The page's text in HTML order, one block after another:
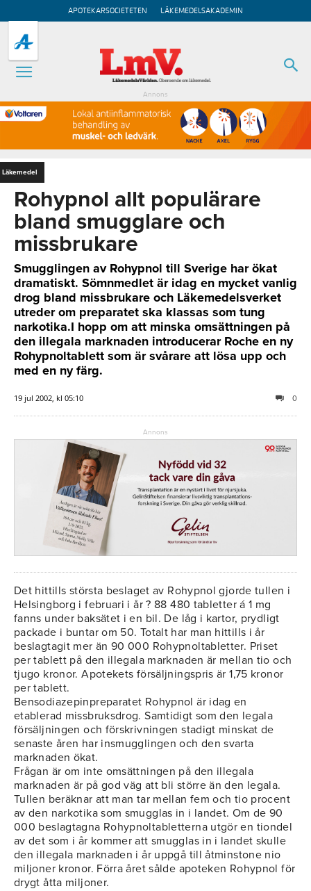
APOTEKARSOCIETETEN LÄKEMEDELSAKADEMIN
Annons
Läkemedel
Rohypnol allt populärare
bland smugglare och
missbrukare
Smugglingen av Rohypnol till Sverige har ökat
dramatiskt. Sömnmedlet är idag en mycket vanlig
drog bland missbrukare och Läkemedelsverket
utreder om preparatet ska klassas som tung
narkotika.I hopp om att minska omsättningen på
den illegala marknaden introducerar Roche en ny
Rohypnoltablett som är svårare att lösa upp och
med en ny färg.
19 jul 2002, kl 05:10 0
Annons
Det hittills största beslaget av Rohypnol gjorde tullen i
Helsingborg i februari i år ? 88 480 tabletter á 1 mg
fanns under baksätet i en bil. De låg i kartor, prydligt
packade i buntar om 50. Totalt har man hittills i år
beslagtagit mer än 90 000 Rohypnoltabletter. Priset
per tablett på den illegala marknaden är mellan tio och
tjugo kronor. Apotekets försäljningspris är 1,75 kronor
per tablett.
Bensodiazepinpreparatet Rohypnol är idag en
etablerad missbruksdrog. Samtidigt som den legala
försäljningen och förskrivningen stadigt minskat de
senaste åren har insmugglingen och den svarta
marknaden ökat.
Frågan är om inte omsättningen på den illegala
marknaden är på god väg att bli större än den legala.
Tullen beräknar att man tar mellan fem och tio procent
av den narkotika som smugglas in i landet. Om de 90
000 beslagtagna Rohypnoltabletterna utgör en tiondel
av det som i år kommer att smugglas in i landet skulle
den illegala marknaden i år uppgå till åtminstone nio
miljoner kronor. Förra året sålde apoteken Rohypnol för
drygt åtta miljoner.